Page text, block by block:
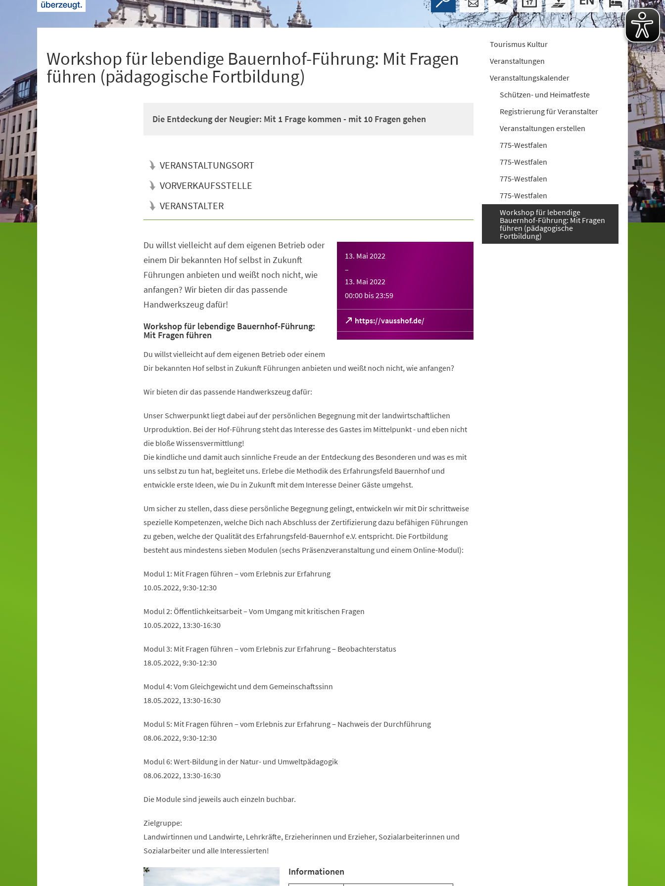
Workshop für lebendige Bauernhof-Führung: Mit Fragen
führen (pädagogische Fortbildung)
Die Entdeckung der Neugier: Mit 1 Frage kommen - mit 10 Fragen gehen
VERANSTALTUNGSORT
VORVERKAUFSSTELLE
VERANSTALTER
13. Mai 2022
–
13. Mai 2022
00:00 bis23:59
https://vausshof.de/
(Öffnet
in
einem
Du willst vielleicht auf dem eigenen Betrieb oder
einem Dir bekannten Hof selbst in Zukunft
Führungen anbieten und weißt noch nicht, wie
anfangen? Wir bieten dir das passende
Handwerkszeug dafür!
Workshop für lebendige Bauernhof-Führung:
Mit Fragen führen
Du willst vielleicht auf dem eigenen Betrieb oder einem
Dir bekannten Hof selbst in Zukunft Führungen anbieten und weißt noch nicht, wie anfangen?
Wir bieten dir das passende Handwerkszeug dafür:
Unser Schwerpunkt liegt dabei auf der persönlichen Begegnung mit der landwirtschaftlichen
Urproduktion. Bei der Hof-Führung steht das Interesse des Gastes im Mittelpunkt - und eben nicht
die bloße Wissensvermittlung!
Die kindliche und damit auch sinnliche Freude an der Entdeckung des Besonderen und was es mit
uns selbst zu tun hat, begleitet uns. Erlebe die Methodik des Erfahrungsfeld Bauernhof und
entwickle erste Ideen, wie Du in Zukunft mit dem Interesse Deiner Gäste umgehst.
Um sicher zu stellen, dass diese persönliche Begegnung gelingt, entwickeln wir mit Dir schrittweise
spezielle Kompetenzen, welche Dich nach Abschluss der Zertifizierung dazu befähigen Führungen
zu geben, welche der Qualität des Erfahrungsfeld-Bauernhof e.V. entspricht. Die Fortbildung
besteht aus mindestens sieben Modulen (sechs Präsenzveranstaltung und einem Online-Modul):
Modul 1: Mit Fragen führen – vom Erlebnis zur Erfahrung
10.05.2022, 9:30-12:30
Modul 2: Öffentlichkeitsarbeit – Vom Umgang mit kritischen Fragen
10.05.2022, 13:30-16:30
Modul 3: Mit Fragen führen – vom Erlebnis zur Erfahrung – Beobachterstatus
18.05.2022, 9:30-12:30
Modul 4: Vom Gleichgewicht und dem Gemeinschaftssinn
18.05.2022, 13:30-16:30
Modul 5: Mit Fragen führen – vom Erlebnis zur Erfahrung – Nachweis der Durchführung
08.06.2022, 9:30-12:30
Modul 6: Wert-Bildung in der Natur- und Umweltpädagogik
08.06.2022, 13:30-16:30
Die Module sind jeweils auch einzeln buchbar.
Zielgruppe:
Landwirtinnen und Landwirte, Lehrkräfte, Erzieherinnen und Erzieher, Sozialarbeiterinnen und
Sozialarbeiter und alle Interessierten!
Informationen
Tourismus Kultur
Veranstaltungen
Veranstaltungskalender
Schützen- und Heimatfeste
Registrierung für Veranstalter
Veranstaltungen erstellen
775-Westfalen
775-Westfalen
775-Westfalen
775-Westfalen
Workshop für lebendige
Bauernhof-Führung: Mit Fragen
führen (pädagogische
Fortbildung)